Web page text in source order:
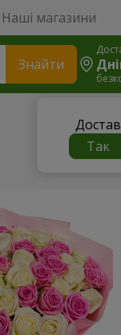
Наші магазини
Знайти
Так